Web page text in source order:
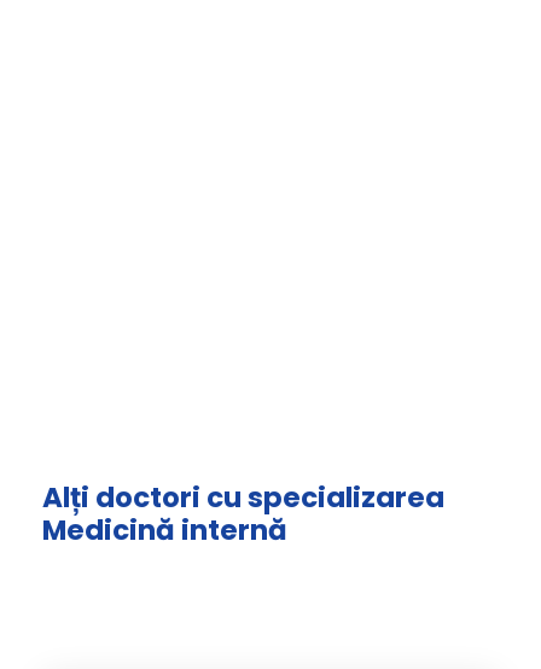
Alți doctori cu specializarea
Medicină internă